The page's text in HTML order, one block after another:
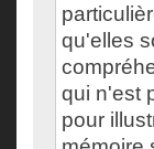
qu'elles
qui n'est
pour